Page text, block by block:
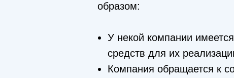
образом:
У некой компании
средств для их
Компания обращается к